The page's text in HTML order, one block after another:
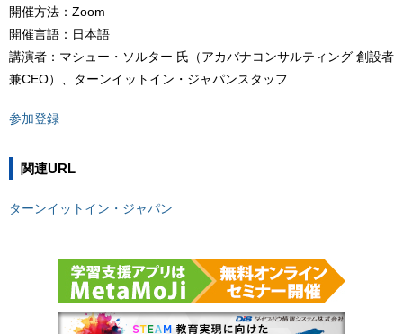
開催方法：Zoom
開催言語：日本語
講演者：マシュー・ソルター 氏（アカバナコンサルティング 創設者
兼CEO）、ターンイットイン・ジャパンスタッフ
参加登録
関連URL
ターンイットイン・ジャパン